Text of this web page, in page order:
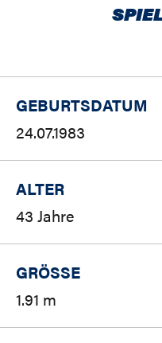
GEBURTSDATUM
24.07.1983
ALTER
43 Jahre
GRÖSSE
1.91 m